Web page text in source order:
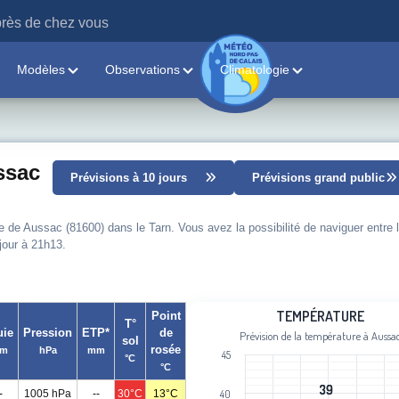
de chez vous
Modèles Observations Climatologie
Prévisions à 10 jours Prévisions grand public
Aussac (81600) dans le Tarn. Vous avez la possibilité de naviguer entre
à 21h13.
Pression
hPa
ETP*
mm
T°
sol
°C
Point
de
rosée
°C
1005 hPa -- 30°C 13°C
Line chart with 108 data points.
Prévision de la température à Aussac
TEMPÉRATURE
Prévision de la température à
39
39
40
45